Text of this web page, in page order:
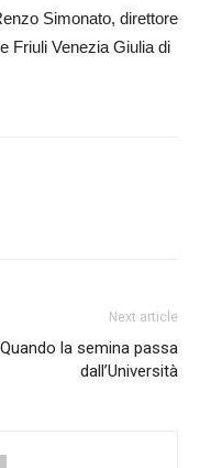
Simonato, direttore
Friuli Venezia Giulia di
Next article
Quando la semina passa
dall’Università